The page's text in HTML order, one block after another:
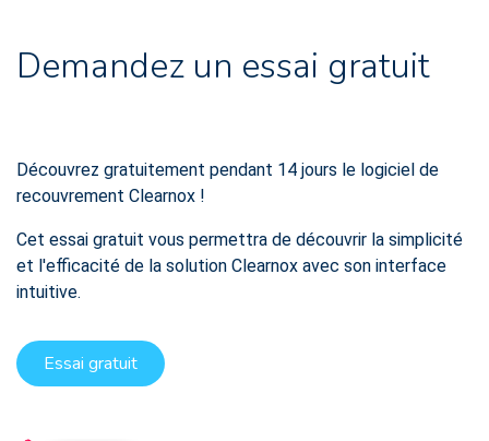
Demandez un essai gratuit
Découvrez gratuitement pendant 14 jours le logiciel de
recouvrement Clearnox !
Cet essai gratuit vous permettra de découvrir la simplicité
et l'efficacité de la solution Clearnox avec son interface
intuitive.
Essai gratuit